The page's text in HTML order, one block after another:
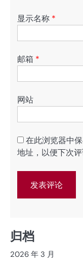
显示名称 *
邮箱 *
网站
在此浏览器中
地址，以便下次评
归档
2026 年 3 月